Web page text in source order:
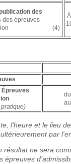
des
des épreuves
(4)
Épreuves
l'heure et le lieu
par
résultat ne sera
épreuves